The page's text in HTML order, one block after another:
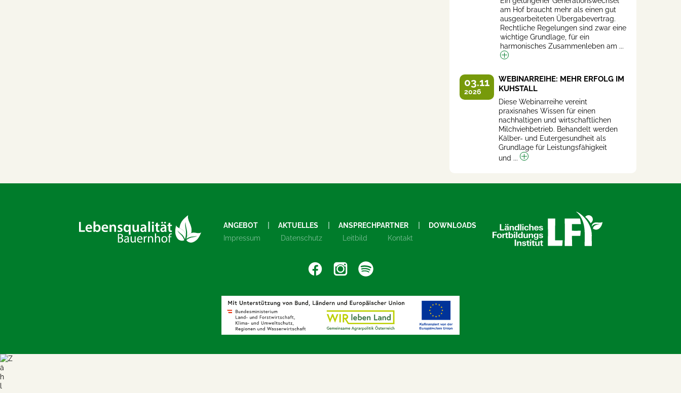
am Hof braucht mehr als einen gut
ausgearbeiteten Übergabevertrag.
Rechtliche Regelungen sind zwar eine
wichtige Grundlage, für ein
harmonisches Zusammenleben am ...
03.11
2026
WEBINARREIHE: MEHR ERFOLG IM
KUHSTALL
Diese Webinarreihe vereint
praxisnahes Wissen für einen
nachhaltigen und wirtschaftlichen
Milchviehbetrieb. Behandelt werden
Kälber- und Eutergesundheit als
Grundlage für Leistungsfähigkeit
und ...
ANGEBOT AKTUELLES ANSPRECHPARTNER
DOWNLOADS
Impressum
Datenschutz Leitbild Kontakt